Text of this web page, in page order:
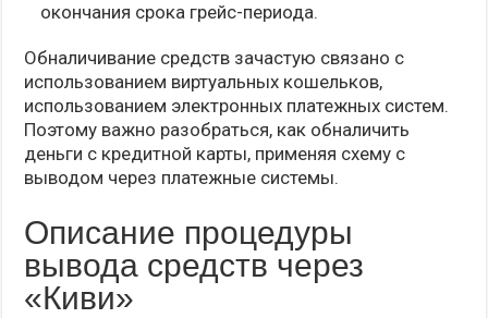
окончания срока грейс-периода.
Обналичивание средств зачастую связано с
использованием виртуальных кошельков,
использованием электронных платежных систем.
Поэтому важно разобраться, как обналичить
деньги с кредитной карты, применяя схему с
выводом через платежные системы.
Описание процедуры
вывода средств через
«Киви»